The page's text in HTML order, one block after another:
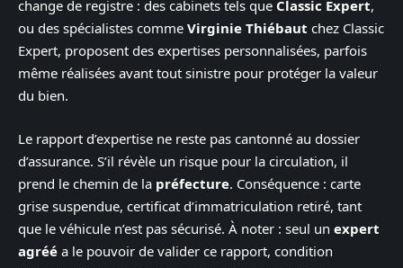
change de registre : des cabinets tels que Classic Expert,
ou des spécialistes comme Virginie Thiébaut chez Classic
Expert, proposent des expertises personnalisées, parfois
même réalisées avant tout sinistre pour protéger la valeur
du bien.
Le rapport d’expertise ne reste pas cantonné au dossier
d’assurance. S’il révèle un risque pour la circulation, il
prend le chemin de la préfecture. Conséquence : carte
grise suspendue, certificat d’immatriculation retiré, tant
que le véhicule n’est pas sécurisé. À noter : seul un expert
agréé a le pouvoir de valider ce rapport, condition